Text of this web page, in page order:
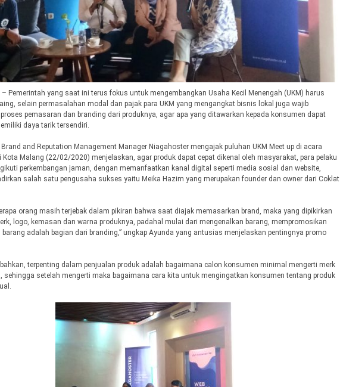
Pemerintah yang saat ini terus fokus untuk mengembangkan Usaha Kecil Menengah (UKM) harus
selain permasalahan modal dan pajak para UKM yang mengangkat bisnis lokal juga wajib
pemasaran dan branding dari produknya, agar apa yang ditawarkan kepada konsumen dapat
daya tarik tersendiri.
and Reputation Management Manager Niagahoster mengajak puluhan UKM Meet up di acara
Kota Malang (22/02/2020) menjelaskan, agar produk dapat cepat dikenal oleh masyarakat, para pelaku
perkembangan jaman, dengan memanfaatkan kanal digital seperti media sosial dan website,
salah satu pengusaha sukses yaitu Meika Hazim yang merupakan founder dan owner dari Coklat
orang masih terjebak dalam pikiran bahwa saat diajak memasarkan brand, maka yang dipikirkan
logo, kemasan dan warna produknya, padahal mulai dari mengenalkan barang, mempromosikan
adalah bagian dari branding,” ungkap Ayunda yang antusias menjelaskan pentingnya promo
terpenting dalam penjualan produk adalah bagaimana calon konsumen minimal mengerti merk
sehingga setelah mengerti maka bagaimana cara kita untuk mengingatkan konsumen tentang produk